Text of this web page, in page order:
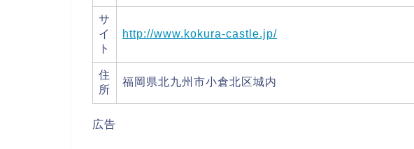
サ
イ
ト
http://www.kokura-castle.jp/
住
所
福岡県北九州市小倉北区城内
広告